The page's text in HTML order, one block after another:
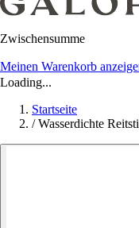
Zwischensumme
Meinen Warenkorb
Loading...
Startseite
/ Wasserdichte